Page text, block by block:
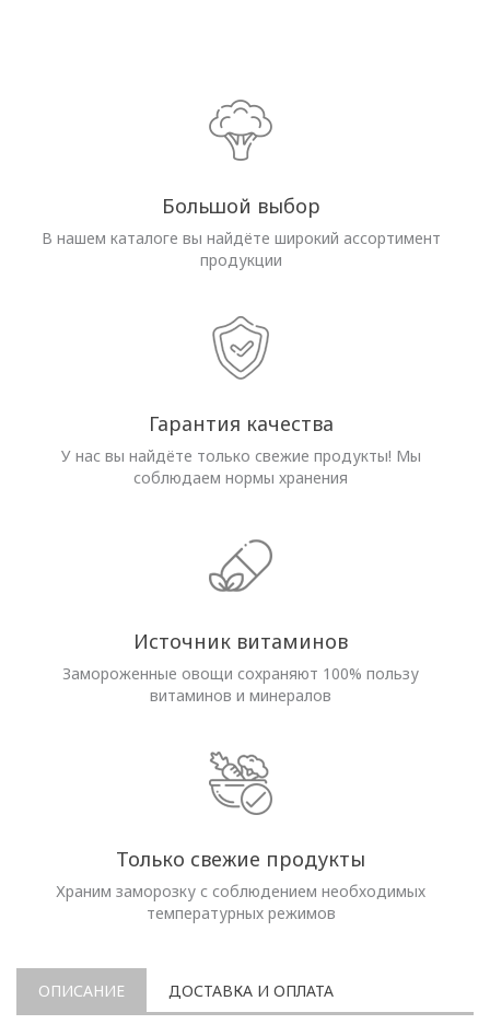
Большой выбор
В нашем каталоге вы найдёте широкий ассортимент
продукции
Гарантия качества
У нас вы найдёте только свежие продукты! Мы
соблюдаем нормы хранения
Источник витаминов
Замороженные овощи сохраняют 100% пользу
витаминов и минералов
Только свежие продукты
Храним заморозку с соблюдением необходимых
температурных режимов
ОПИСАНИЕ ДОСТАВКА И ОПЛАТА